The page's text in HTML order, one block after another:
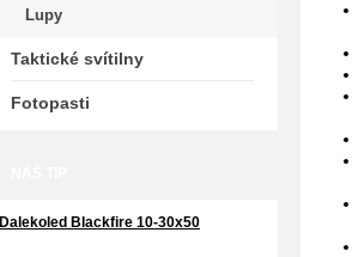
Lupy
Taktické svítilny
Fotopasti
Dalekoled Blackfire 10-30x50